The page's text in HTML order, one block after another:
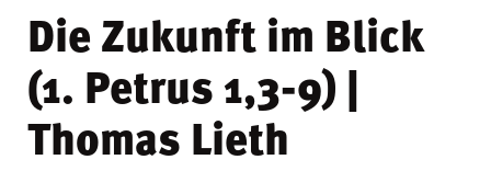
Die Zukunft im Blick
(1. Petrus 1,3-9) |
Thomas Lieth